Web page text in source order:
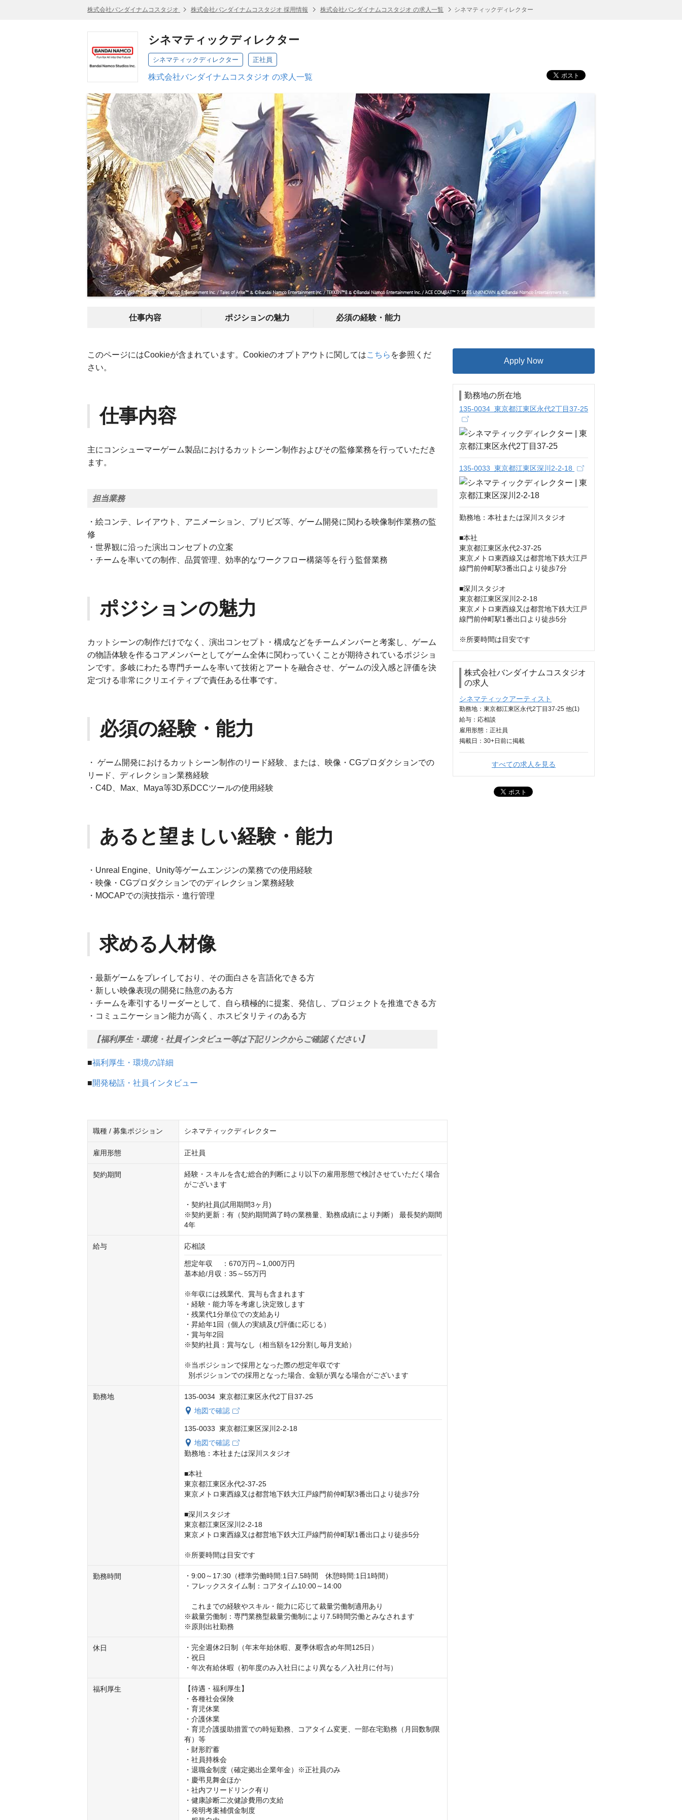
株式会社バンダイナムコスタジオ 株式会社バンダイナムコスタジオ 採用情報 株式会社バンダイナムコスタジオ の求人一覧 シネマティックディレクター
シネマティックディレクター
シネマティックディレクター 正社員
株式会社バンダイナムコスタジオ の求人一覧
仕事内容 ポジションの魅力 必須の経験・能力
このページにはCookieが含まれています。Cookieのオプトアウトに関してはこちら を参照くだ
さい。
仕事内容
主にコンシューマーゲーム製品におけるカットシーン制作およびその監修業務を行っていただき
ます。
担当業務
・絵コンテ、レイアウト、アニメーション、プリビズ等、ゲーム開発に関わる映像制作業務の監
修
・世界観に沿った演出コンセプトの立案
・チームを率いての制作、品質管理、効率的なワークフロー構築等を行う監督業務
ポジションの魅力
カットシーンの制作だけでなく、演出コンセプト・構成などをチームメンバーと考案し、ゲーム
の物語体験を作るコアメンバーとしてゲーム全体に関わっていくことが期待されているポジショ
ンです。多岐にわたる専門チームを率いて技術とアートを融合させ、ゲームの没入感と評価を決
定づける非常にクリエイティブで責任ある仕事です。
必須の経験・能力
・ ゲーム開発におけるカットシーン制作のリード経験、または、映像・CGプロダクションでの
リード、ディレクション業務経験
・C4D、Max、Maya等3D系DCCツールの使用経験
あると望ましい経験・能力
・Unreal Engine、Unity等ゲームエンジンの業務での使用経験
・映像・CGプロダクションでのディレクション業務経験
・MOCAPでの演技指示・進行管理
求める人材像
・最新ゲームをプレイしており、その面白さを言語化できる方
・新しい映像表現の開発に熱意のある方
・チームを牽引するリーダーとして、自ら積極的に提案、発信し、プロジェクトを推進できる方
・コミュニケーション能力が高く、ホスピタリティのある方
【福利厚生・環境・社員インタビュー等は下記リンクからご確認ください】
■福利厚生・環境の詳細
■開発秘話・社員インタビュー
職種 / 募集ポジション シネマティックディレクター
雇用形態 正社員
契約期間
経験・スキルを含む総合的判断により以下の雇用形態で検討させていただく場合
がございます
・契約社員(試用期間3ヶ月)
※契約更新：有（契約期間満了時の業務量、勤務成績により判断） 最長契約期間
4年
給与 応相談
想定年収　 ：670万円～1,000万円
基本給/月収：35～55万円
※年収には残業代、賞与も含まれます
・経験・能力等を考慮し決定致します
・残業代1分単位での支給あり
・昇給年1回（個人の実績及び評価に応じる）
・賞与年2回
※契約社員：賞与なし（相当額を12分割し毎月支給）
※当ポジションで採用となった際の想定年収です
  別ポジションでの採用となった場合、金額が異なる場合がございます
勤務地
135-0034 東京都江東区永代2丁目37-25
地図で確認
135-0033 東京都江東区深川2-2-18
地図で確認
勤務地：本社または深川スタジオ
■本社
東京都江東区永代2-37-25
東京メトロ東西線又は都営地下鉄大江戸線門前仲町駅3番出口より徒歩7分
■深川スタジオ
東京都江東区深川2-2-18
東京メトロ東西線又は都営地下鉄大江戸線門前仲町駅1番出口より徒歩5分
※所要時間は目安です
勤務時間
・9:00～17:30（標準労働時間:1日7.5時間　休憩時間:1日1時間）
・フレックスタイム制：コアタイム10:00～14:00
これまでの経験やスキル・能力に応じて裁量労働制適用あり
※裁量労働制：専門業務型裁量労働制により7.5時間労働とみなされます
※原則出社勤務
休日
・完全週休2日制（年末年始休暇、夏季休暇含め年間125日）
・祝日
・年次有給休暇（初年度のみ入社日により異なる／入社月に付与）
福利厚生
【待遇・福利厚生】
・各種社会保険
・育児休業
・介護休業
・育児介護援助措置での時短勤務、コアタイム変更、一部在宅勤務（月回数制限
有）等
・財形貯蓄
・社員持株会
・退職金制度（確定拠出企業年金）※正社員のみ
・慶弔見舞金ほか
・社内フリードリンク有り
・健康診断二次健診費用の支給
・発明考案補償金制度
Apply Now
勤務地の所在地
135-0034 東京都江東区永代2丁目37-25
135-0033 東京都江東区深川2-2-18
勤務地：本社または深川スタジオ
■本社
東京都江東区永代2-37-25
東京メトロ東西線又は都営地下鉄大江戸
線門前仲町駅3番出口より徒歩7分
■深川スタジオ
東京都江東区深川2-2-18
東京メトロ東西線又は都営地下鉄大江戸
線門前仲町駅1番出口より徒歩5分
※所要時間は目安です
株式会社バンダイナムコスタジオ
の求人
シネマティックアーティスト
勤務地：東京都江東区永代2丁目37-25 他(1)
給与： 応相談
雇用形態：正社員
掲載日： 30+日 前に掲載
すべての求人を見る